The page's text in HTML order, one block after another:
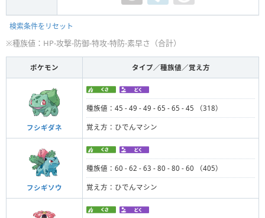
検索条件をリセット
※種族値：HP-攻撃-防御-特攻-特防-素早さ（合計）
ポケモン タイプ／種族値／覚え方
フシギダネ
種族値：45 - 49 - 49 - 65 - 65 - 45 （318）
覚え方：ひでんマシン
フシギソウ
種族値：60 - 62 - 63 - 80 - 80 - 60 （405）
覚え方：ひでんマシン